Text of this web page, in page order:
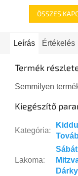
ÖSSZES
Leírás Értékelés
Termék
Semmilyen
Kiegészítő
Kategória:
Lakoma:
Sábát